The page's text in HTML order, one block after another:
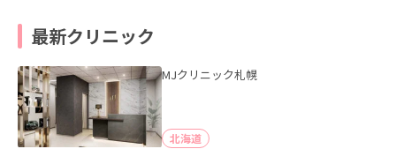
最新クリニック
MJクリニック札幌
北海道